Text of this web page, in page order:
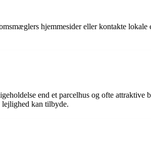
hjemmesider eller kontakte
end et parcelhus og ofte
lejlighed kan tilbyde.